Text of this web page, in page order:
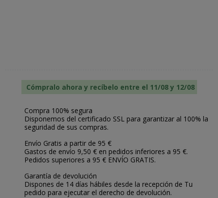
Cómpralo ahora y recíbelo entre el 11/08 y 12/08
Compra 100% segura
Disponemos del certificado SSL para garantizar al 100% la
seguridad de sus compras.
Envío Gratis a partir de 95 €
Gastos de envío 9,50 € en pedidos inferiores a 95 €.
Pedidos superiores a 95 € ENVÍO GRATIS.
Garantía de devolución
Dispones de 14 días hábiles desde la recepción de Tu
pedido para ejecutar el derecho de devolución.